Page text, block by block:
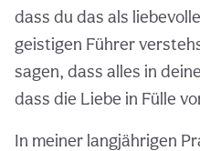
dass du das als
geistigen Führer
sagen, dass alles in
dass die Liebe in Fülle
In meiner langjährigen